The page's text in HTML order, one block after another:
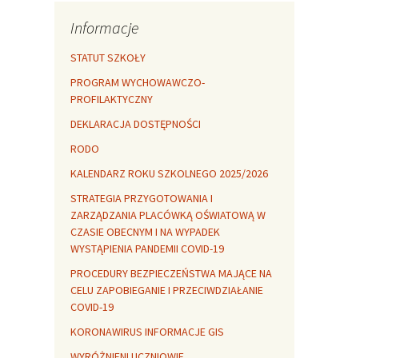
termiczna
Libre Office
Learning for healthy
Jolanta Okuniewska
Informacje
STATUT SZKOŁY
PROGRAM WYCHOWAWCZO-
PROFILAKTYCZNY
DEKLARACJA DOSTĘPNOŚCI
RODO
KALENDARZ ROKU SZKOLNEGO 2025/2026
STRATEGIA PRZYGOTOWANIA I
ZARZĄDZANIA PLACÓWKĄ OŚWIATOWĄ W
CZASIE OBECNYM I NA WYPADEK
WYSTĄPIENIA PANDEMII COVID-19
PROCEDURY BEZPIECZEŃSTWA MAJĄCE NA
CELU ZAPOBIEGANIE I PRZECIWDZIAŁANIE
COVID-19
KORONAWIRUS INFORMACJE GIS